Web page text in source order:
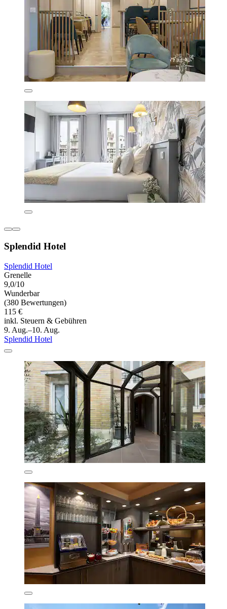
Splendid Hotel
Splendid Hotel
Grenelle
9,0/10
Wunderbar
(380 Bewertungen)
115 €
inkl. Steuern & Gebühren
9. Aug.–10. Aug.
Splendid Hotel